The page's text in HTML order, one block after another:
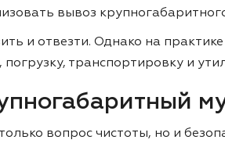
вывоз
и отвезти. Однако на
транспортировку и
вопрос чистоты, но и